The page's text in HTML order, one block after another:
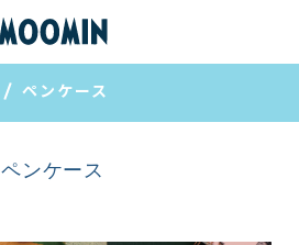
ペンケース
ペンケース